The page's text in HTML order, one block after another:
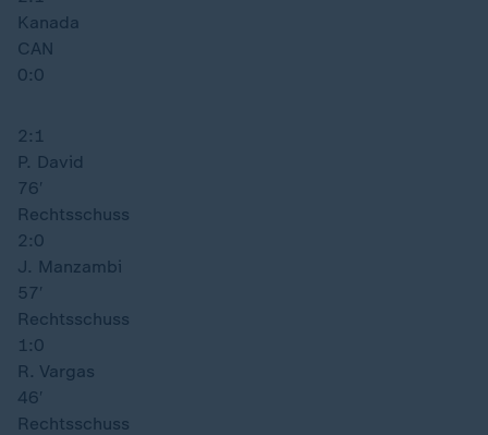
Kanada
CAN
0:0
2:1
P. David
76′
Rechtsschuss
2:0
J. Manzambi
57′
Rechtsschuss
1:0
R. Vargas
46′
Rechtsschuss